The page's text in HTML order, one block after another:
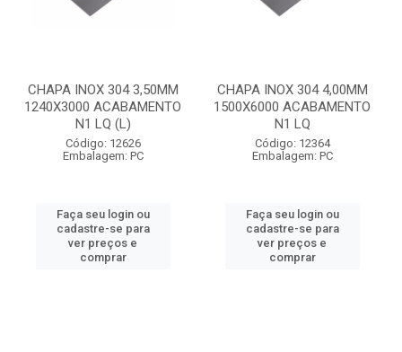
CHAPA INOX 304 3,50MM
1240X3000 ACABAMENTO
N1 LQ (L)
Código: 12626
Embalagem: PC
Faça seu login ou
cadastre-se para
ver preços e
comprar
CHAPA INOX 304 4,00MM
1500X6000 ACABAMENTO
N1 LQ
Código: 12364
Embalagem: PC
Faça seu login ou
cadastre-se para
ver preços e
comprar